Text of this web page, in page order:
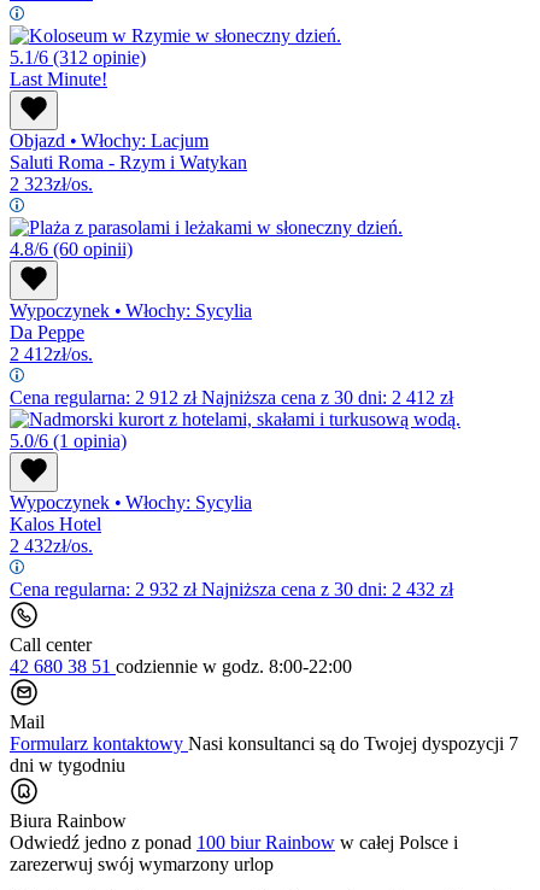
5.1/6 (312 opinie)
Last Minute!
Objazd • Włochy: Lacjum
Saluti Roma - Rzym i Watykan
2 323zł/os.
4.8/6 (60 opinii)
Wypoczynek • Włochy: Sycylia
Da Peppe
2 412zł/os.
Cena regularna: 2 912 złNajniższa cena z 30 dni: 2 412 zł
5.0/6 (1 opinia)
Wypoczynek • Włochy: Sycylia
Kalos Hotel
2 432zł/os.
Cena regularna: 2 932 złNajniższa cena z 30 dni: 2 432 zł
Call center
42 680 38 51 codziennie w godz. 8:00-22:00
Mail
Formularz kontaktowy Nasi konsultanci są do Twojej dyspozycji 7
dni w tygodniu
Biura Rainbow
Odwiedź jedno z ponad 100 biur Rainbow w całej Polsce i
zarezerwuj swój wymarzony urlop